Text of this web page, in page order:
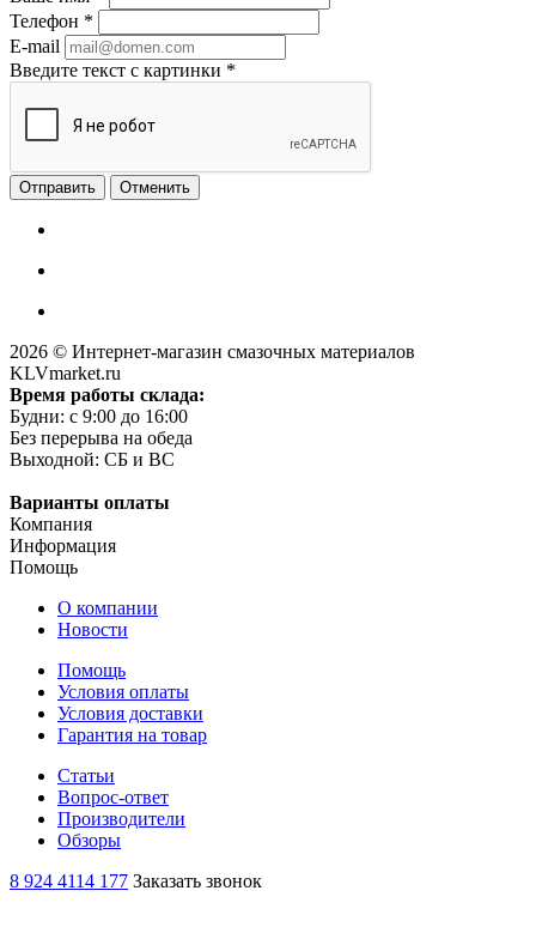
Телефон *
E-mail
Введите текст с картинки *
Отменить
2026 © Интернет-магазин смазочных материалов
KLVmarket.ru
Время работы склада:
Будни: c 9:00 до 16:00
Без перерыва на обеда
Выходной: СБ и ВС
Варианты оплаты
Компания
Информация
Помощь
О компании
Новости
Помощь
Условия оплаты
Условия доставки
Гарантия на товар
Статьи
Вопрос-ответ
Производители
Обзоры
8 924 4114 177 Заказать звонок